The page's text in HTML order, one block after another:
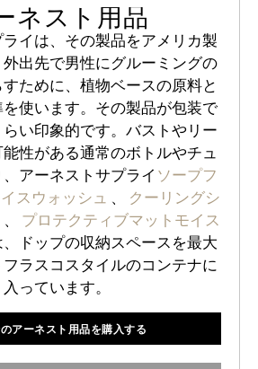
ネスト用品
イは、その製品をアメリカ製
出先で男性にグルーミングの
ために、植物ベースの原料と
使います。その製品が包装で
い印象的です。バストやリー
性がある通常のボトルやチュ
アーネストサプライ ソープフ
スウォッシュ 、
クーリングシ
、 プロテクティブマットモイス
、ドップの収納スペースを最大
ラスコスタイルのコンテナに
入っています。
アーネスト用品を購入する